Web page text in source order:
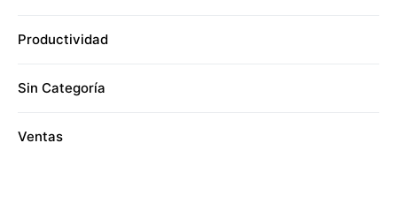
Productividad
Sin Categoría
Ventas